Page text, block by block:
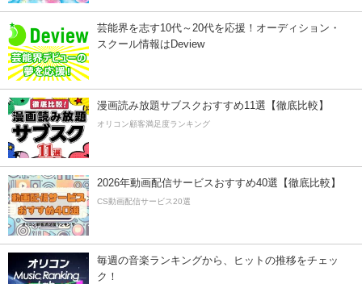
芸能界を志す10代～20代を応援！オーディション・
スクール情報はDeview
漫画読み放題サブスクおすすめ11選【徹底比較】
オリコン顧客満足度ランキング
2026年動画配信サービスおすすめ40選【徹底比較】
CS動画配信サービス20選
毎週の音楽ランキングから、ヒットの推移をチェッ
ク！